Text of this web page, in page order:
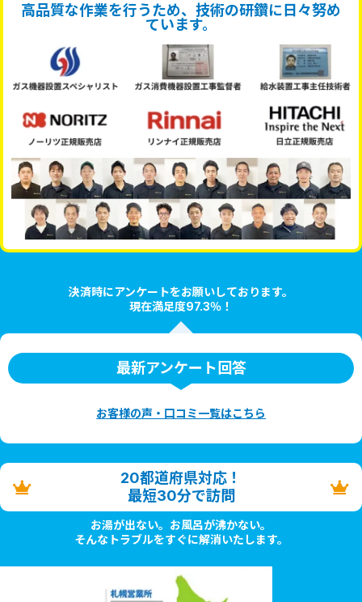
高品質な作業を行うため、技術の研鑽に日々努め
ています。
決済時にアンケートをお願いしております。
現在満足度97.3％！
最新アンケート回答
お客様の声・口コミ一覧はこちら
20都道府県対応！
最短30分で訪問
お湯が出ない。お風呂が沸かない。
そんなトラブルをすぐに解消いたします。